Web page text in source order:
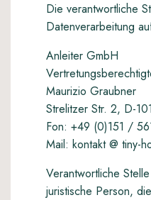
Die verantwortliche
Datenverarbeitung
Anleiter GmbH
Maurizio Graubner
Strelitzer Str. 2, D-
Fon: +49 (0)151 /
Mail: kontakt @ tiny-
Verantwortliche
juristische Person,